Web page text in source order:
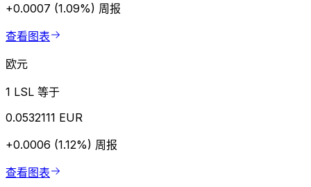
+0.0007 (1.09%) 周报
查看图表
欧元
1 LSL 等于
0.0532111 EUR
+0.0006 (1.12%) 周报
查看图表